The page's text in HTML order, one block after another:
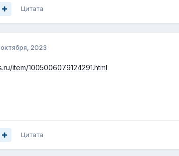
Цитата
октября, 2023
item/1005006079124291.html
Цитата